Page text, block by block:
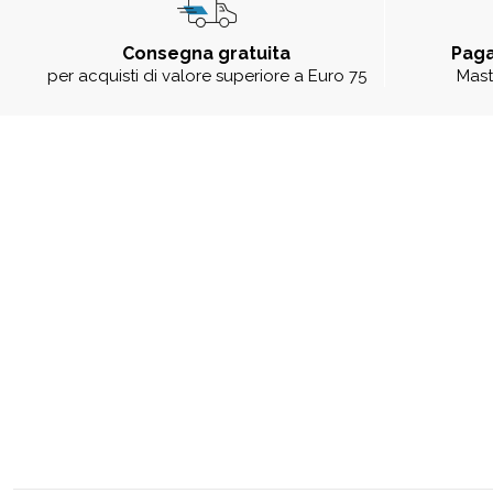
Consegna gratuita
per acquisti di valore superiore a Euro 75